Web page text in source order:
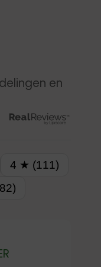
en
4 ★ (111)